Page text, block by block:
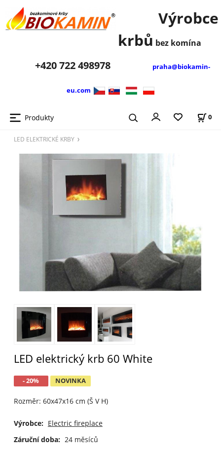
Výrobce
krbů bez komína
+420722 498978 praha@biokamin-
eu.com
Produkty 0
LED ELEKTRICKÉ KRBY
LED elektrický krb 60 White
- 20% NOVINKA
Rozměr: 60x47x16 cm (Š V H)
Výrobce: Electric fireplace
Záruční doba: 24 měsíců